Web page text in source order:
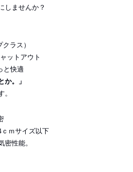
しませんか？
ラス）
ットアウト
と快適
か。」
。
ｍサイズ以下
密性能。